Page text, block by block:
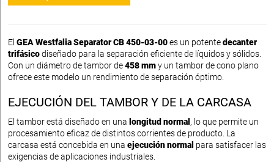
El GEA Westfalia Separator CB 450-03-00es un potentedecanter
trifásicodiseñado para la separación eficiente de líquidos y sólidos.
Con un diámetro de tambor de458 mmy un tambor de cono plano
ofrece este modelo un rendimiento de separación óptimo.
EJECUCIÓN DEL TAMBOR Y DE LA CARCASA
El tambor está diseñado en una longitud normal , lo que permite un
procesamiento eficaz de distintos corrientes de producto. La
carcasa está concebida en una ejecución normal para satisfacer las
exigencias de aplicaciones industriales.